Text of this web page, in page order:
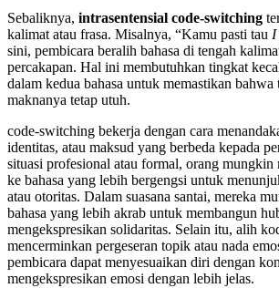
Sebaliknya, intrasentensial code-switching
kalimat atau frasa. Misalnya, “Kamu pasti tau I
sini, pembicara beralih bahasa di tengah
percakapan. Hal ini membutuhkan tingkat
dalam kedua bahasa untuk memastikan bahwa
maknanya tetap utuh.
code-switching bekerja dengan cara
identitas, atau maksud yang berbeda kepada
situasi profesional atau formal, orang
ke bahasa yang lebih bergengsi untuk
atau otoritas. Dalam suasana santai, mereka
bahasa yang lebih akrab untuk membangun
mengekspresikan solidaritas. Selain itu, alih
mencerminkan pergeseran topik atau nada
pembicara dapat menyesuaikan diri dengan
mengekspresikan emosi dengan lebih jelas.